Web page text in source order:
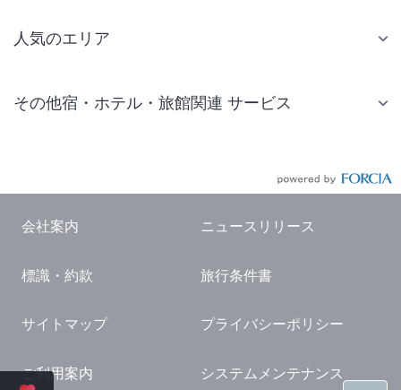
人気のエリア
仙台 ホテル
東京ドーム ホテル
横浜 ホテル
熱海 ホテル
その他宿・ホテル・旅館関連 サービス
国内観光ガイド
旅行・観光情報
会社案内 ニュースリリース
標識・約款 旅行条件書
サイトマップ プライバシーポリシー
ご利用案内 システムメンテナンス